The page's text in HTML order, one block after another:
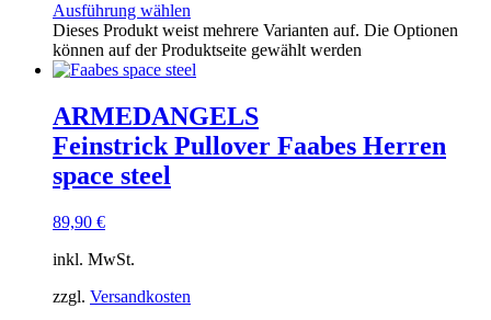
Ausführung wählen
Dieses Produkt weist mehrere Varianten auf. Die Optionen
können auf der Produktseite gewählt werden
ARMEDANGELS
Feinstrick Pullover Faabes Herren
space steel
89,90 €
inkl. MwSt.
zzgl. Versandkosten